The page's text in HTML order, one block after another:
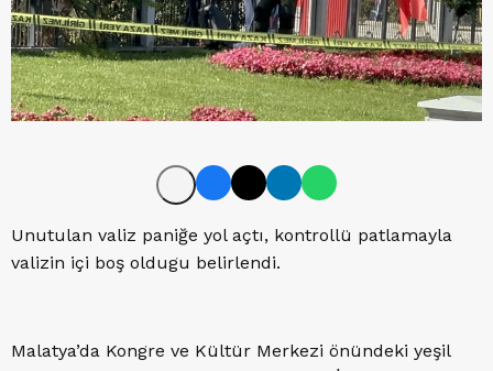
Unutulan valiz paniğe yol açtı, kontrollü patlamayla
valizin içi boş oldugu belirlendi.
Malatya’da Kongre ve Kültür Merkezi önündeki yeşil